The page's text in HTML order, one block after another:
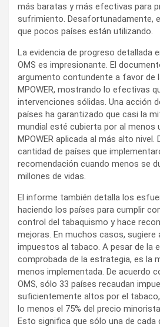
más baratas y más efectivas para
sufrimiento. Desafortunadamente,
que pocos países están utilizando.
La evidencia de progreso detallada
OMS es impresionante. El
argumento contundente a favor de
MPOWER, mostrando lo efectivas
intervenciones sólidas. Una acción
países ha garantizado que casi la
mundial esté cubierta por al menos
MPOWER aplicada al más alto nivel.
cantidad de países que
recomendación cuando menos se
millones de vidas.
El informe también detalla los
haciendo los países para cumplir
control del tabaquismo y hace
mejoras. En muchos casos, sugiere
impuestos al tabaco. A pesar de la
comprobada de la estrategia, es la
menos implementada. De acuerdo
OMS, sólo 33 países recaudan
suficientemente altos por el
lo menos el 75% del precio
Esto significa que sólo una de cada